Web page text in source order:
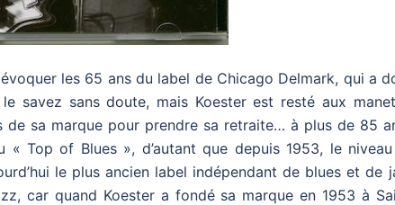
les 65 ans du label de Chicago Delmark, qui a
savez sans doute, mais Koester est resté aux
de sa marque pour prendre sa retraite… à plus de 85
Top of Blues », d’autant que depuis 1953, le
le plus ancien label indépendant de blues et de
car quand Koester a fondé sa marque en 1953 à